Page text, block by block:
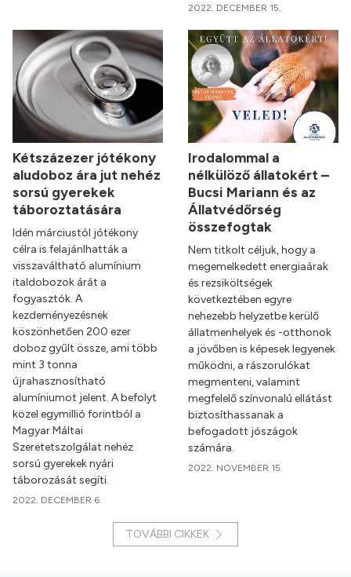
2022. DECEMBER 15.
Kétszázezer jótékony
aludoboz ára jut nehéz
sorsú gyerekek
táboroztatására
Idén márciustól jótékony
célra is felajánlhatták a
visszaváltható alumínium
italdobozok árát a
fogyasztók. A
kezdeményezésnek
köszönhetően 200 ezer
doboz gyűlt össze, ami több
mint 3 tonna
újrahasznosítható
alumíniumot jelent. A befolyt
közel egymillió forintból a
Magyar Máltai
Szeretetszolgálat nehéz
sorsú gyerekek nyári
táborozását segíti.
2022. DECEMBER 6.
Irodalommal a
nélkülöző állatokért –
Bucsi Mariann és az
Állatvédőrség
összefogtak
Nem titkolt céljuk, hogy a
megemelkedett energiaárak
és rezsiköltségek
következtében egyre
nehezebb helyzetbe kerülő
állatmenhelyek és -otthonok
a jövőben is képesek legyenek
működni, a rászorulókat
megmenteni, valamint
megfelelő színvonalú ellátást
biztosíthassanak a
befogadott jószágok
számára.
2022. NOVEMBER 15.
TOVÁBBI CIKKEK